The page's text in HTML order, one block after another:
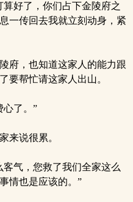
好了，你们占下金陵府之
一传回去我就立刻动身，紧
府，也知道这家人的能力跟
要帮忙请这家人出山。
了。”
来说很累。
气，您救了我们全家这么
情也是应该的。”